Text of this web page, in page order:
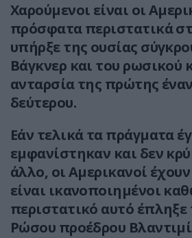
Χαρούμενοι είναι οι
πρόσφατα περιστατικά
υπήρξε της ουσίας
Βάγκνερ και του ρωσικού
ανταρσία της πρώτης
δεύτερου.
Εάν τελικά τα πράγματα
εμφανίστηκαν και δεν
άλλο, οι Αμερικανοί
είναι ικανοποιημένοι
περιστατικό αυτό έπληξε
Ρώσου προέδρου